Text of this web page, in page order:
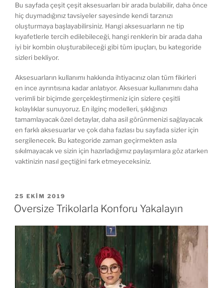
Bu sayfada çeşit çeşit aksesuarları bir arada bulabilir, daha önce
hiç duymadığınız tavsiyeler sayesinde kendi tarzınızı
oluşturmaya başlayabilirsiniz. Hangi aksesuarların ne tip
kıyafetlerle tercih edilebileceği, hangi renklerin bir arada daha
iyi bir kombin oluşturabileceği gibi tüm ipuçları, bu kategoride
sizleri bekliyor.
Aksesuarların kullanımı hakkında ihtiyacınız olan tüm fikirleri
en ince ayrıntısına kadar anlatıyor. Aksesuar kullanımını daha
verimli bir biçimde gerçekleştirmeniz için sizlere çeşitli
kolaylıklar sunuyoruz. En ilginç modelleri, şıklığınızı
tamamlayacak özel detaylar, daha asil görünmenizi sağlayacak
en farklı aksesuarlar ve çok daha fazlası bu sayfada sizler için
sergilenecek. Bu kategoride zaman geçirmekten asla
sıkılmayacak ve sizin için hazırladığımız paylaşımlara göz atarken
vaktinizin nasıl geçtiğini fark etmeyeceksiniz.
YAYIM
TARIHI
25 EKIM 2019
Oversize Trikolarla Konforu Yakalayın